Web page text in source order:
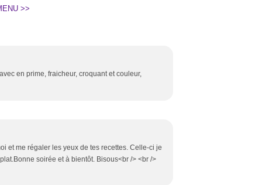
>>
en prime, fraicheur, croquant et couleur,
et me régaler les yeux de tes recettes. Celle-ci je
soirée et à bientôt. Bisous<br /> <br />